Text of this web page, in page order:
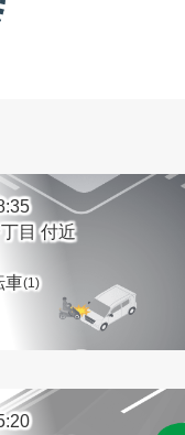
目 付近
車(1)